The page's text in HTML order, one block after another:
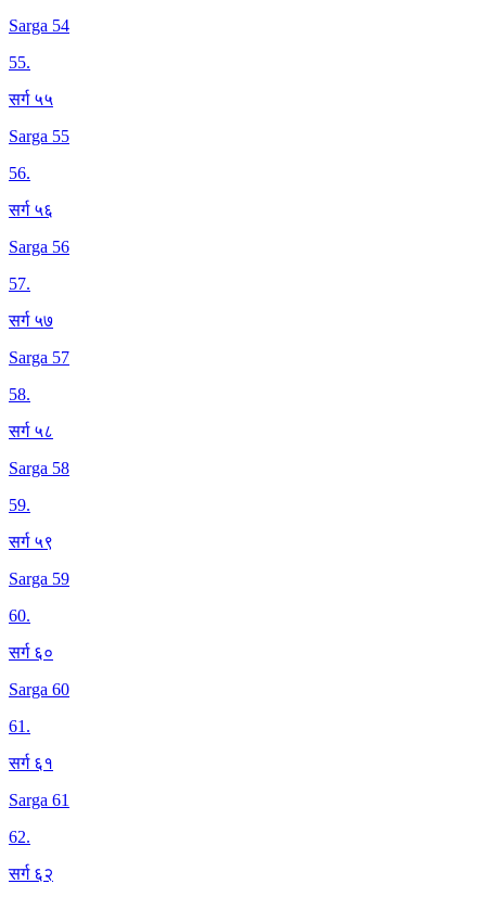
Sarga 54
55.
सर्ग ५५
Sarga 55
56.
सर्ग ५६
Sarga 56
57.
सर्ग ५७
Sarga 57
58.
सर्ग ५८
Sarga 58
59.
सर्ग ५९
Sarga 59
60.
सर्ग ६०
Sarga 60
61.
सर्ग ६१
Sarga 61
62.
सर्ग ६२